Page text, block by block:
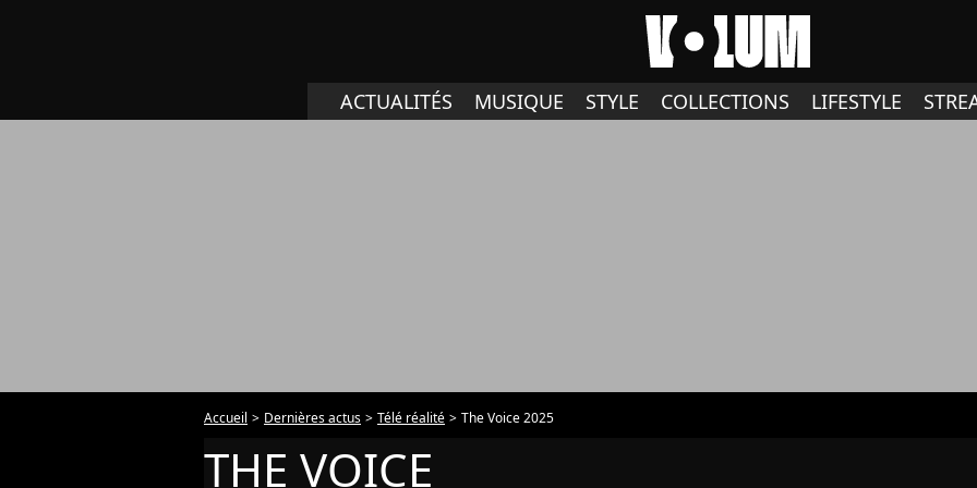
ACTUALITÉS MUSIQUE STYLE COLLECTIONS LIFESTYLE
Accueil Dernières actus Télé réalité The Voice 2025
THE VOICE